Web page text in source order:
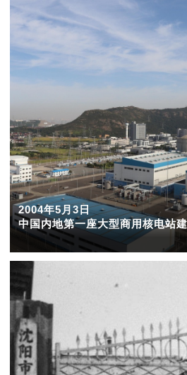
2004年5月3日
中国内地第一座大型商用核电站